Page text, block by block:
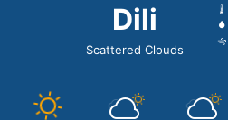
Dili
Scattered Clouds